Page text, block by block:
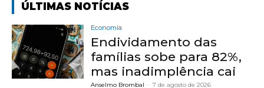
ÚLTIMAS NOTÍCIAS
Economia
Endividamento das
famílias sobe para 82%,
mas inadimplência cai
Anselmo Brombal - 7 de agosto de 2026